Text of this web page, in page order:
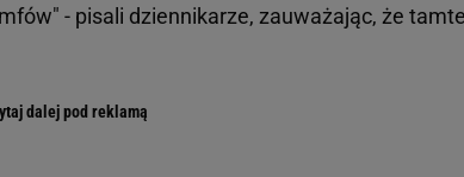
- pisali dziennikarze, zauważając, że